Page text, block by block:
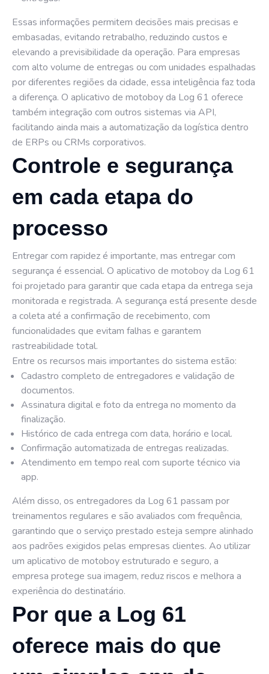
Essas informações permitem decisões mais precisas e
embasadas, evitando retrabalho, reduzindo custos e
elevando a previsibilidade da operação. Para empresas
com alto volume de entregas ou com unidades espalhadas
por diferentes regiões da cidade, essa inteligência faz toda
a diferença. O aplicativo de motoboy da Log 61 oferece
também integração com outros sistemas via API,
facilitando ainda mais a automatização da logística dentro
de ERPs ou CRMs corporativos.
Controle e segurança
em cada etapa do
processo
Entregar com rapidez é importante, mas entregar com
segurança é essencial. O aplicativo de motoboy da Log 61
foi projetado para garantir que cada etapa da entrega seja
monitorada e registrada. A segurança está presente desde
a coleta até a confirmação de recebimento, com
funcionalidades que evitam falhas e garantem
rastreabilidade total.
Entre os recursos mais importantes do sistema estão:
Cadastro completo de entregadores e validação de
documentos.
Assinatura digital e foto da entrega no momento da
finalização.
Histórico de cada entrega com data, horário e local.
Confirmação automatizada de entregas realizadas.
Atendimento em tempo real com suporte técnico via
app.
Além disso, os entregadores da Log 61 passam por
treinamentos regulares e são avaliados com frequência,
garantindo que o serviço prestado esteja sempre alinhado
aos padrões exigidos pelas empresas clientes. Ao utilizar
um aplicativo de motoboy estruturado e seguro, a
empresa protege sua imagem, reduz riscos e melhora a
experiência do destinatário.
Por que a Log 61
oferece mais do que